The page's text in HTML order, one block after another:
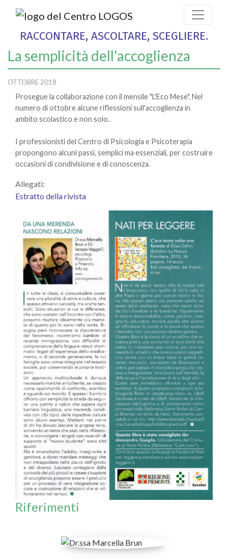
RACCONTARE, ASCOLTARE, SCEGLIERE.
La semplicità dell'accoglienza
OTTOBRE 2018
Prosegue la collaborazione con il mensile "L'Eco Mese". Nel
numero di ottobre alcune riflessioni sull'accoglienza in
ambito scolastico e non solo.
I professionisti del Centro di Psicologia e Psicoterapia
propongono alcuni passi, semplici ma essenziali, per costruire
occasioni di condivisione e di conoscenza.
Allegati:
Estratto della rivista
Riferimenti